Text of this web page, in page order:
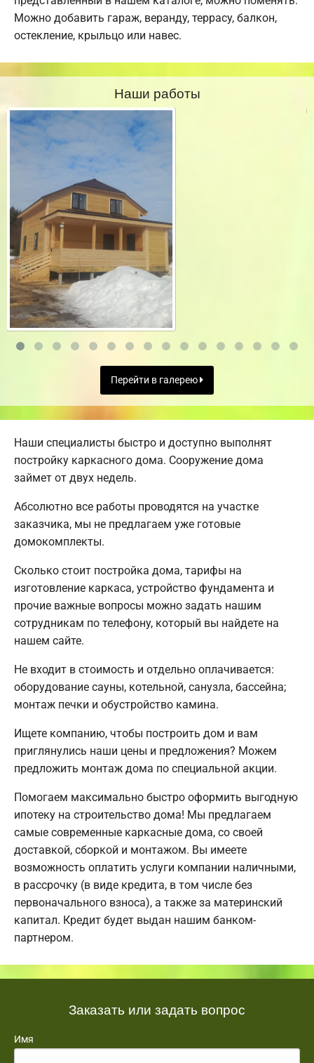
Можно добавить гараж, веранду, террасу, балкон,
остекление, крыльцо или навес.
Наши работы
Перейти в галерею
Наши специалисты быстро и доступно выполнят
постройку каркасного дома. Сооружение дома
займет от двух недель.
Абсолютно все работы проводятся на участке
заказчика, мы не предлагаем уже готовые
домокомплекты.
Сколько стоит постройка дома, тарифы на
изготовление каркаса, устройство фундамента и
прочие важные вопросы можно задать нашим
сотрудникам по телефону, который вы найдете на
нашем сайте.
Не входит в стоимость и отдельно оплачивается:
оборудование сауны, котельной, санузла, бассейна;
монтаж печки и обустройство камина.
Ищете компанию, чтобы построить дом и вам
приглянулись наши цены и предложения? Можем
предложить монтаж дома по специальной акции.
Помогаем максимально быстро оформить выгодную
ипотеку на строительство дома! Мы предлагаем
самые современные каркасные дома, со своей
доставкой, сборкой и монтажом. Вы имеете
возможность оплатить услуги компании наличными,
в рассрочку (в виде кредита, в том числе без
первоначального взноса), а также за материнский
капитал. Кредит будет выдан нашим банком-
партнером.
Заказать или задать вопрос
Имя